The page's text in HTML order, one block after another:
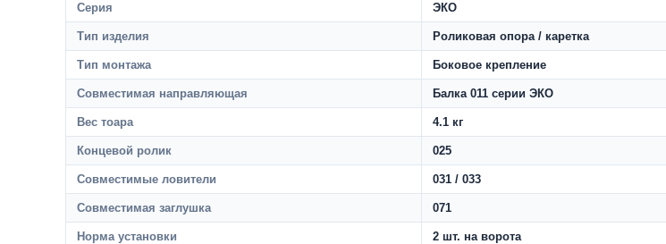
Серия ЭКО
Тип изделия Роликовая опора / каретка
Тип монтажа Боковое крепление
Совместимая направляющая Балка 011 серии ЭКО
Вес тоара 4.1 кг
Концевой ролик 025
Совместимые ловители 031 / 033
Совместимая заглушка 071
Норма установки 2 шт. на ворота